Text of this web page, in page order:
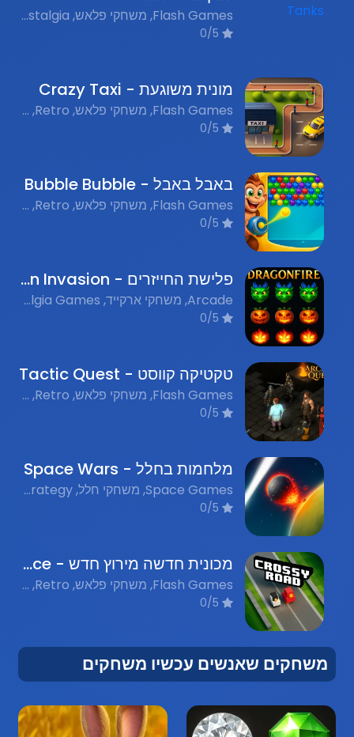
Flash Games, משחקי פלאש, Nostalgia, נוסטלגיה
מונית משוגעת - Crazy Taxi
Flash Games, משחקי פלאש, Retro, נוסטלגיה
באבל באבל - Bubble Bubble
Flash Games, משחקי פלאש, Retro, נוסטלגיה
פלישת החייזרים - Alien Invasion
Arcade, משחקי ארקייד, Nostalgia Games, משחקי פלאש נוסטלגים
טקטיקה קווסט - Tactic Quest
Flash Games, משחקי פלאש, Retro, נוסטלגיה
מלחמות בחלל - Space Wars
Space Games, משחקי חלל, Strategy, אסטרטגיה, Action, פעולה, Flash Games, משחקי פלאש, Nostalgic Games, משחקי נוסטלגיה
מכונית חדשה מירוץ חדש - New Car New Race
Flash Games, משחקי פלאש, Retro, נוסטלגיה
משחקים שאנשים עכשיו משחקים